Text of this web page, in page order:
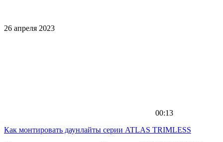
26 апреля 2023
00:13
Как монтировать даунлайты серии ATLAS TRIMLESS